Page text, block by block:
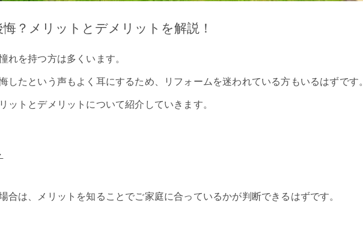
？メリットとデメリットを解説！
れを持つ方は多くいます。
したという声もよく耳にするため、リフォームを迷われている方もいるはずです。
ットとデメリットについて紹介していきます。
合は、メリットを知ることでご家庭に合っているかが判断できるはずです。